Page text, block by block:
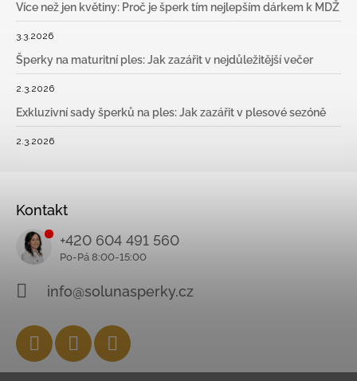
Více než jen květiny: Proč je šperk tím nejlepším dárkem k MDŽ
3.3.2026
Šperky na maturitní ples: Jak zazářit v nejdůležitější večer
2.3.2026
Exkluzivní sady šperků na ples: Jak zazářit v plesové sezóně
2.3.2026
Kontakt
+420 604 491 560
info@solunasperky.cz